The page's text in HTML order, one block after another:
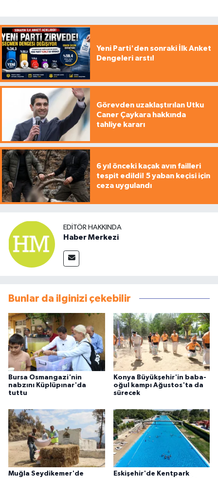
Yeni Parti'den sonraki İlk Anket
Dengeleri arstı!
Görevden uzaklaştırılan Utku
Caner Çaykara hakkında
tahliye kararı
6 yıl önceki kaçak avın failleri
tespit edildi! 5 yaban keçisi için
ceza uygulandı
EDITÖR HAKKINDA
Haber Merkezi
Bunlar da ilginizi çekebilir
Bursa Osmangazi'nin
nabzını Küplüpınar'da
tuttu
Konya Büyükşehir'in baba-
oğul kampı Ağustos'ta da
sürecek
Muğla Seydikemer'de
Eskişehir'de Kentpark